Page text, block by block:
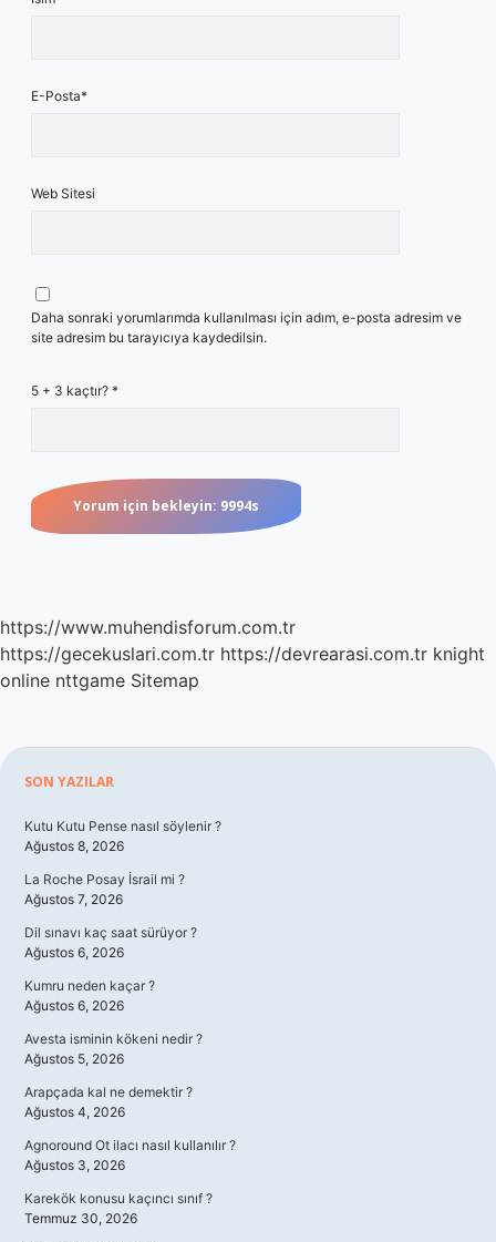
E-Posta*
Web Sitesi
Daha sonraki yorumlarımda kullanılması için adım, e-posta adresim ve
site adresim bu tarayıcıya kaydedilsin.
5 + 3 kaçtır? *
https://www.muhendisforum.com.tr
https://gecekuslari.com.tr https://devrearasi.com.tr knight
online nttgame Sitemap
Sidebar
SON YAZILAR
Kutu Kutu Pense nasıl söylenir ?
Ağustos 8, 2026
La Roche Posay İsrail mi ?
Ağustos 7, 2026
Dil sınavı kaç saat sürüyor ?
Ağustos 6, 2026
Kumru neden kaçar ?
Ağustos 6, 2026
Avesta isminin kökeni nedir ?
Ağustos 5, 2026
Arapçada kal ne demektir ?
Ağustos 4, 2026
Agnoround Ot ilacı nasıl kullanılır ?
Ağustos 3, 2026
Karekök konusu kaçıncı sınıf ?
Temmuz 30, 2026